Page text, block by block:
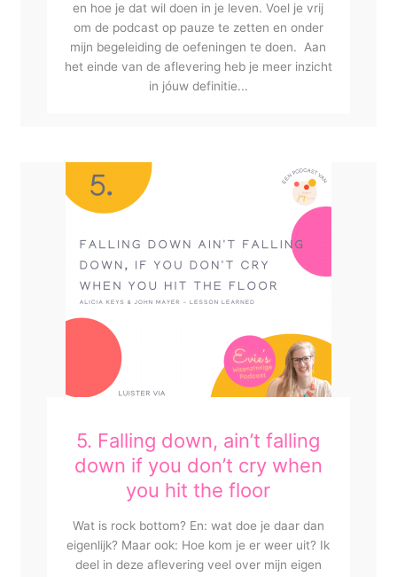
en hoe je dat wil doen in je leven. Voel je vrij
om de podcast op pauze te zetten en onder
mijn begeleiding de oefeningen te doen.⁠ ⁠ Aan
het einde van de aflevering heb je meer inzicht
in jóuw definitie...
5. Falling down, ain’t falling
down if you don’t cry when
you hit the floor
Wat is rock bottom? En: wat doe je daar dan
eigenlijk? Maar ook: Hoe kom je er weer uit? Ik
deel in deze aflevering veel over mijn eigen